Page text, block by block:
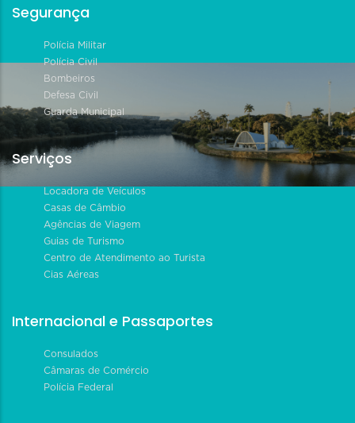
Segurança
Polícia Militar
Polícia Civil
Bombeiros
Defesa Civil
Guarda Municipal
Serviços
Locadora de Veículos
Casas de Câmbio
Agências de Viagem
Guias de Turismo
Centro de Atendimento ao Turista
Cias Aéreas
Internacional e Passaportes
Consulados
Câmaras de Comércio
Polícia Federal